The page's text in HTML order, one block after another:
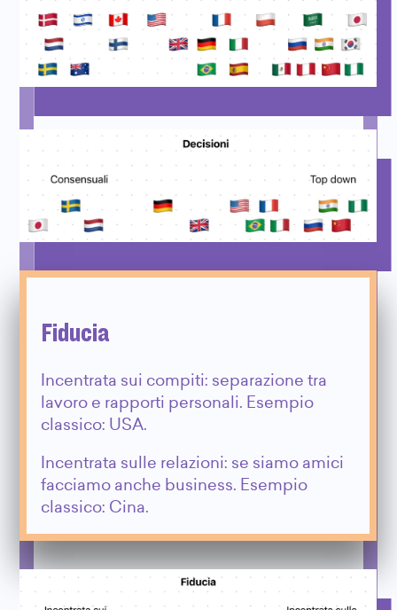
Fiducia
Incentrata sui compiti: separazione tra
lavoro e rapporti personali. Esempio
classico: USA.
Incentrata sulle relazioni: se siamo amici
facciamo anche business. Esempio
classico: Cina.